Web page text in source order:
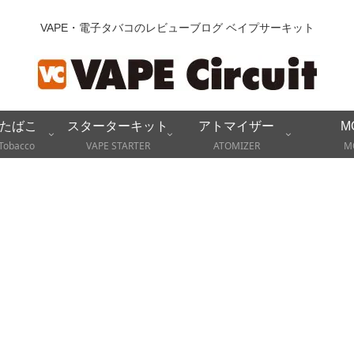
VAPE・電子タバコのレビューブログ ベイプサーキット
ばこ
スターターキット
VAPE STARTER
アトマイザー
ATOMIZER